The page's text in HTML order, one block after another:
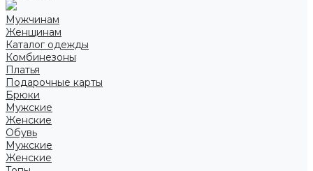
Мужчинам
Женщинам
Каталог одежды
Комбинезоны
Платья
Подарочные карты
Брюки
Мужские
Женские
Обувь
Мужские
Женские